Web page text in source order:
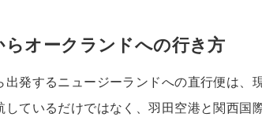
らオークランドへの行き方
出発するニュージーランドへの直行便は、
しているだけではなく、羽田空港と関西国